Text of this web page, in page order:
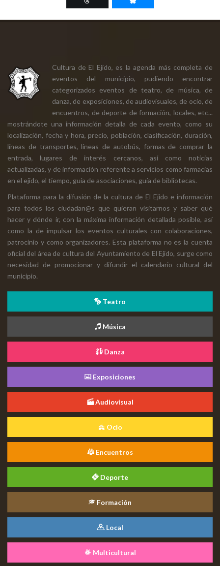
Cultura de El Ejido, es la agenda más completa de
eventos del municipio, pudiendo encontrar
categorizados eventos de teatro, de música, de
danza, de exposiciones, de audiovisuales, de ocio, de
encuentros, de deporte de formación, locales, etc...
mostrándote una información detalla de cada evento, como su
localización, fecha y hora, precio, población, clasificación, duración,
líneas de transportes, líneas de autobús, formas de comprar la
entrada, lugares de interés cercanos, así como noticias
actualizadas, y de información referente a servicios como farmacias
en el ejido, el tiempo, guía de asociaciones, guía de bibliotecas.
Plataforma para la difusión de la cultura de El Ejido e información
para todos los ciudadan@s que quieran visitarnos y saber qué
hacer y dónde ir, con la máxima información detallada posible, así
como la de impulsar los eventos culturales con colaboraciones,
patrocinio y como organizadores. Esta plataforma no es la cuenta
oficial del área de cultura del Ayuntamiento de El Ejido, surge como
necesidad de promocionar y difundir el calendario cultural del
municipio.
Teatro
Música
Danza
Exposiciones
Audiovisual
Ocio
Encuentros
Deporte
Formación
Local
Multicultural